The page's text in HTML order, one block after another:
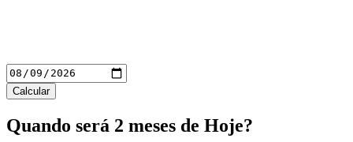
Calcular
Quando será 2 meses de Hoje?